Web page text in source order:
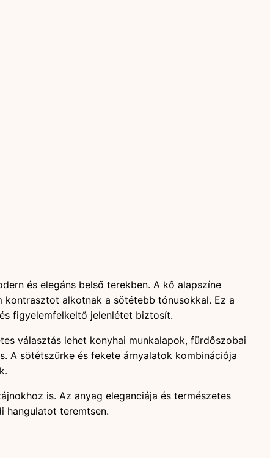
és elegáns belső terekben. A kő alapszíne
alkotnak a sötétebb tónusokkal. Ez a
figyelemfelkeltő jelenlétet biztosít.
választás lehet konyhai munkalapok, fürdőszobai
A sötétszürke és fekete árnyalatok kombinációja
is. Az anyag eleganciája és természetes
hangulatot teremtsen.